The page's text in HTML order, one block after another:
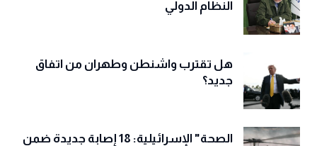
النظام الدولي
هل تقترب واشنطن وطهران من اتفاق
جديد؟
الصحة" الإسرائيلية: 18 إصابة جديدة ضمن